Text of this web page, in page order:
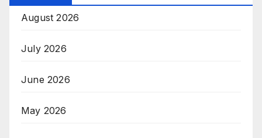
August 2026
July 2026
June 2026
May 2026